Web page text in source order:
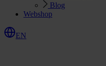
Blog
Webshop
EN